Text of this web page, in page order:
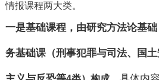
情报课程两大类。
一是基础课程，由研究方法论基
务基础课（刑事犯罪与司法、国